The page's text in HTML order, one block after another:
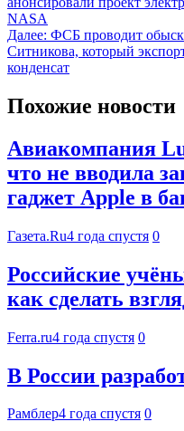
NASA
Далее: ФСБ проводит
Ситникова, который
конденсат
Похожие новости
Авиакомпания
что не вводила
гаджет Apple в
Газета.Ru4 года спустя 0
Российские
как сделать
Ferra.ru4 года спустя 0
В России
Рамблер4 года спустя 0